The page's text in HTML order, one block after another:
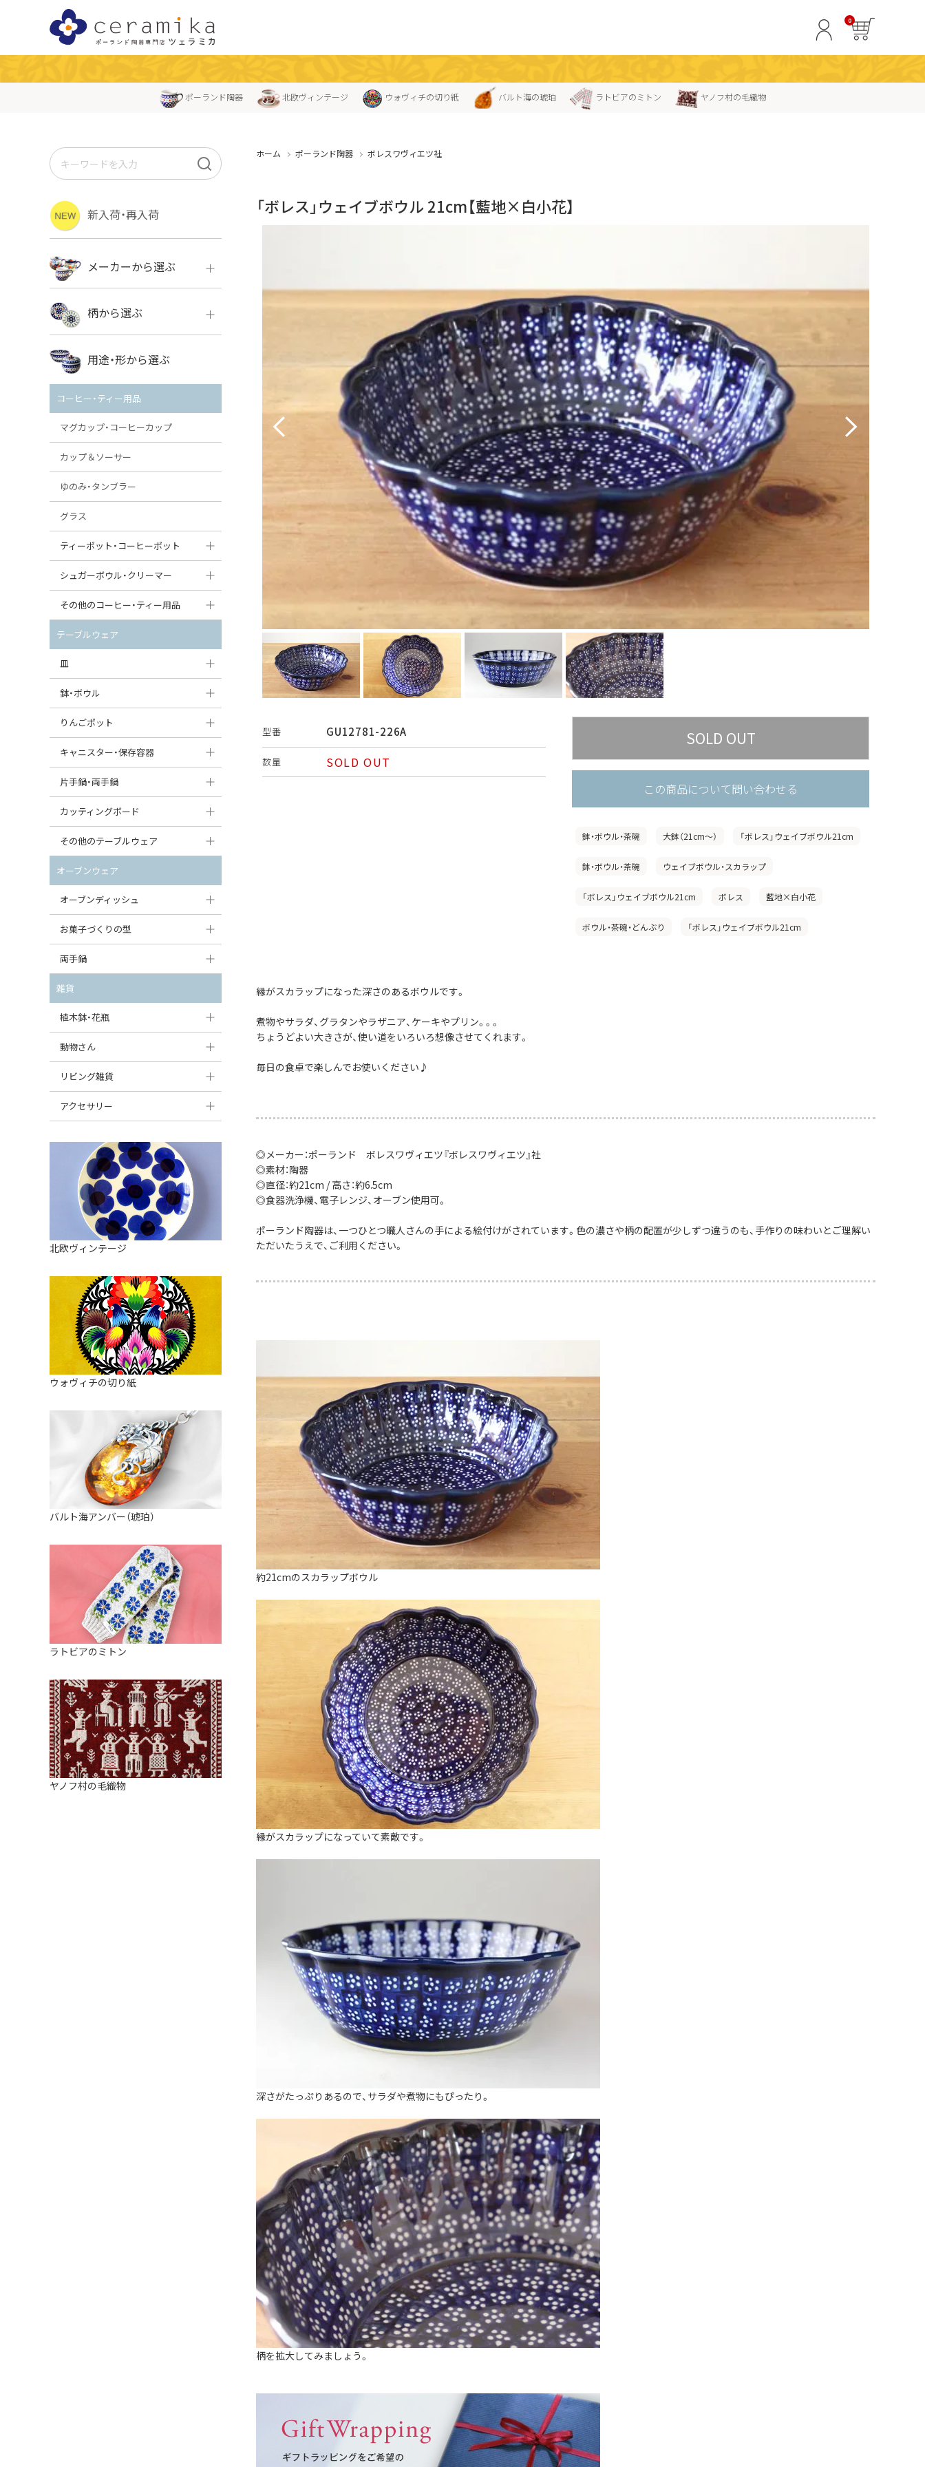
0
ポーランド陶器 北欧ヴィンテージ ウォヴィチの切り紙 バルト海の琥珀 ラトビアのミトン ヤノフ村の毛織物
ホーム ポーランド陶器 ボレスワヴィエツ社
「ボレス」ウェイブボウル 21cm【藍地×白小花】
型番 GU12781-226A
数量
SOLD OUT
この商品について問い合わせる
鉢・ボウル・茶碗 大鉢（21cm〜） 「ボレス」ウェイブボウル21cm
鉢・ボウル・茶碗 ウェイブボウル・スカラップ
「ボレス」ウェイブボウル21cm ボレス 藍地×白小花
ボウル・茶碗・どんぶり 「ボレス」ウェイブボウル21cm
縁がスカラップになった深さのあるボウルです。
煮物やサラダ、グラタンやラザニア、ケーキやプリン。。。
ちょうどよい大きさが、使い道をいろいろ想像させてくれます。
毎日の食卓で楽しんでお使いください♪
◎メーカー：ポーランド ボレスワヴィエツ『ボレスワヴィエツ』社
◎素材：陶器
◎直径：約21cm / 高さ：約6.5cm
◎食器洗浄機、電子レンジ、オーブン使用可。
ポーランド陶器は、一つひとつ職人さんの手による絵付けがされています。色の濃さや柄の配置が少しずつ違うのも、手作りの味わいとご理解い
ただいたうえで、ご利用ください。
約21cmのスカラップボウル
縁がスカラップになっていて素敵です。
深さがたっぷりあるので、サラダや煮物にもぴったり。
柄を拡大してみましょう。
新入荷・再入荷
メーカーから選ぶ
ボレス
VENA
ミレナ
柄から選ぶ
ボレス
用途・形から選ぶ
コーヒー・ティー用品
マグカップ・コーヒーカップ
カップ＆ソーサー
ゆのみ・タンブラー
グラス
ティーポット・コーヒーポット
ティーポット
コーヒーポット
シュガーボウル・クリーマー
シュガーボウル
クリーマー
その他のコーヒー・ティー用品
ポットウォーマー
ピッチャー
コーヒードリッパー
すべて見る
テーブルウェア
皿
大皿（24cm〜）
中皿（18〜24cm）
丸皿
スープ皿
ダルマプレート
たまご型プレート
ハート型プレート
変形プレート
分割ディッシュ
すべて見る
鉢・ボウル
大鉢（21cm〜）
中鉢（16〜21cm）
丸鉢・どんぶり・ボウル
茶碗
オーバルボウル
ハートボウル
葉っぱ型ボウル
りんご型ボウル
いちご型ボウル
星型ボウル
スープカップ
そば猪口・フリーカップ
ココット
薬味入れ
ミキシングボウル
すべて見る
りんごポット
りんごポット
りんごポット小
キャニスター・保存容器
キャニスター
つぼ
ガーリックポット
オニオンキャニスター
ガーリックキャニスター
チーズケース
バターディッシュ
六角形ポット
ボトル
すべて見る
片手鍋・両手鍋
ソースパン（片手鍋）
スープチュリーン
カッティングボード
角型カッティングボード
丸型カッティングボード
すべて見る
その他のテーブルウェア
調味料入れ
グレイヴィーボート
エッグカップ
ケーキスタンド
カトラリー
はしおき・カトラリーレスト
オーブンウェア
オーブンディッシュ
大型（24cm〜）
中型（18〜24cm）
スクエアオーブンディッシュ
オーバルオーブンディッシュ
すべて見る
お菓子づくりの型
パウンド型
マフィン型
すべて見る
両手鍋
チュリーン
キャセロール
すべて見る
雑貨
植木鉢・花瓶
植木鉢
花瓶
動物さん
フィギュア・置物
貯金箱
オーナメント
クリーマー
リビング雑貨
スツール
バス・洗面用品
家具小物
小物入れ
アロマポット
バスケット
装飾用タイル・プレート
ミニチュア
天使さま
カードスタンド
マグネット
すべて見る
アクセサリー
ペンダントトップ
すべて見る
北欧ヴィンテージ
ウォヴィチの切り紙
バルト海アンバー（琥珀）
ラトビアのミトン
ヤノフ村の毛織物